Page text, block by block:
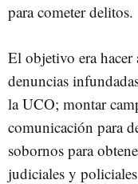
para cometer delitos.
El objetivo era hacer
denuncias
la UCO; montar
comunicación para
sobornos para
judiciales y